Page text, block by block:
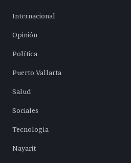
Internacional
Opinión
Política
Puerto Vallarta
Salud
Sociales
Tecnología
Nayarit